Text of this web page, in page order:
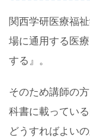
関西学研医療福
場に通用する医
する』。
そのため講師の
科書に載ってい
どうすればよい